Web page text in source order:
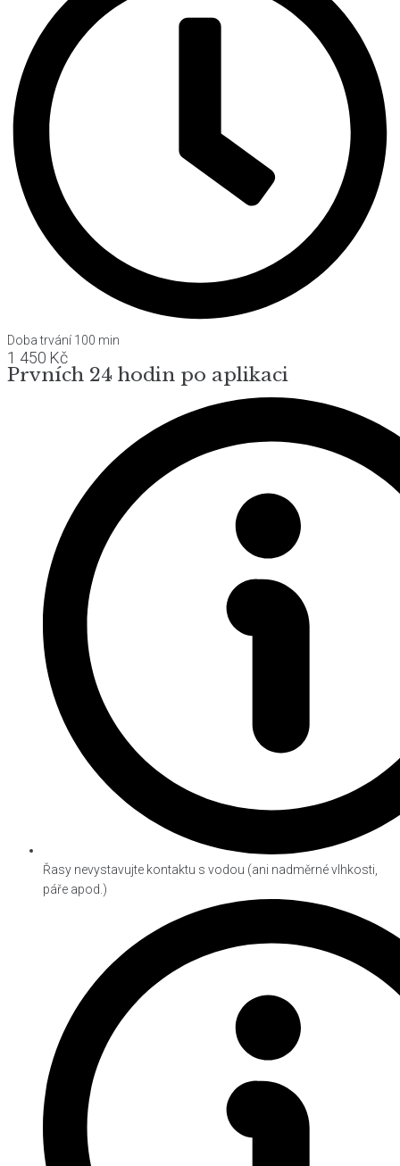
Doba trvání 100 min
1 450 Kč
Prvních 24 hodin po aplikaci
Řasy nevystavujte kontaktu s vodou (ani nadměrné vlhkosti,
páře apod.)